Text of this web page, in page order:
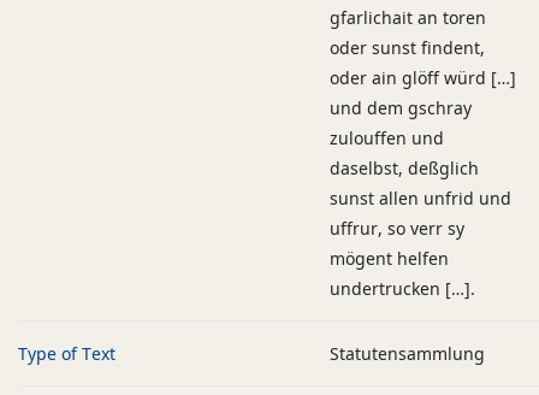
gfarlichait an toren
oder sunst findent,
oder ain glöff würd […]
und dem gschray
zulouffen und
daselbst, deßglich
sunst allen unfrid und
uffrur, so verr sy
mögent helfen
undertrucken […].
Type of Text Statutensammlung